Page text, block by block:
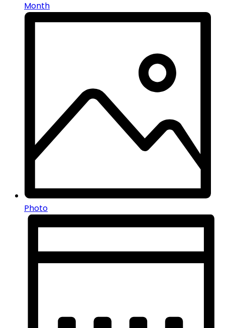
Month
Photo